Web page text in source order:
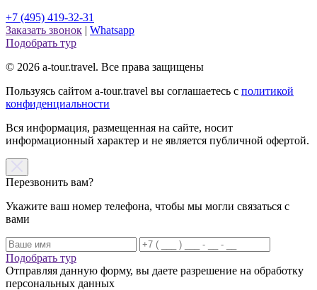
+7 (495) 419-32-31
Заказать звонок | Whatsapp
Подобрать тур
© 2026 a-tour.travel. Все права защищены
Пользуясь сайтом a-tour.travel вы соглашаетесь с политикой
конфиденциальности
Вся информация, размещенная на сайте, носит
информационный характер и не является публичной офертой.
Перезвонить вам?
Укажите ваш номер телефона, чтобы мы могли связаться с
вами
Подобрать тур
Отправляя данную форму, вы даете разрешение на обработку
персональных данных